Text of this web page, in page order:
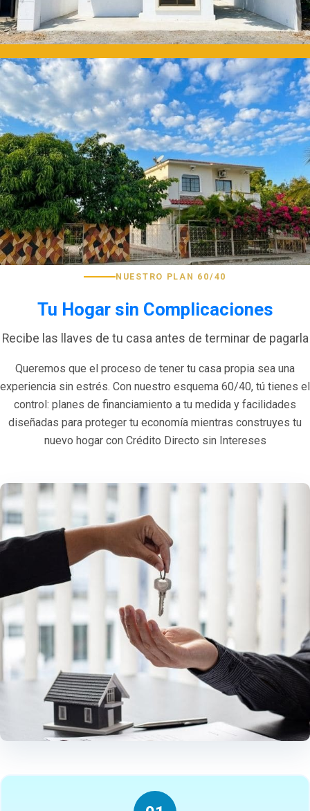
NUESTRO PLAN 60/40
Tu Hogar sin Complicaciones
Recibe las llaves de tu casa antes de terminar de pagarla
Queremos que el proceso de tener tu casa propia sea una
experiencia sin estrés. Con nuestro esquema 60/40, tú tienes el
control: planes de financiamiento a tu medida y facilidades
diseñadas para proteger tu economía mientras construyes tu
nuevo hogar con Crédito Directo sin Intereses